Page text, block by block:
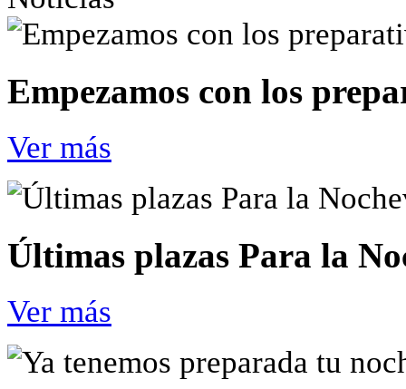
Empezamos con los
Ver más
Últimas plazas Para la
Ver más